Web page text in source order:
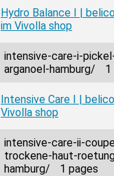
Hydro Balance I |
im Vivolla shop
intensive-care-i-
arganoel-hamburg/
1
Intensive Care I |
Vivolla shop
intensive-care-ii-
trockene-haut-
hamburg/
1 pages